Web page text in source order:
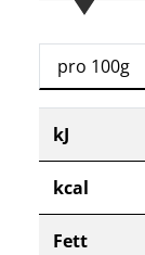
pro 100g
kJ
kcal
Fett